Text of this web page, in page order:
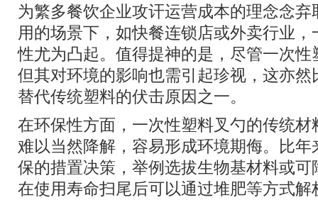
为繁多餐饮企业攻讦运营成本的理念念
用的场景下，如快餐连锁店或外卖行业
性尤为凸起。值得提神的是，尽管一次
但其对环境的影响也需引起珍视，这亦
替代传统塑料的伏击原因之一。
在环保性方面，一次性塑料叉勺的传统
难以当然降解，容易形成环境期侮。比
保的措置决策，举例选拔生物基材料或
在使用寿命扫尾后可以通过堆肥等方式